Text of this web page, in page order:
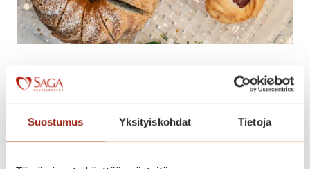
Suostumus Yksityiskohdat Tietoja